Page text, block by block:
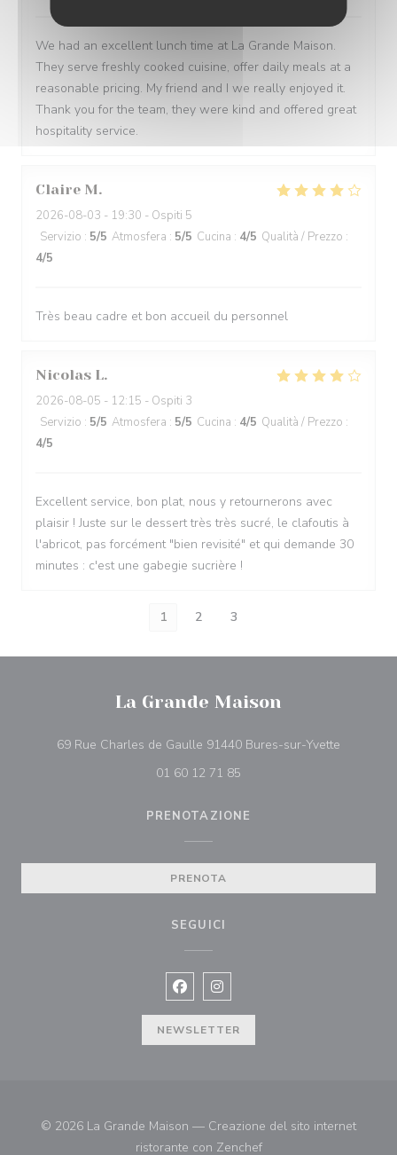
We had an excellent lunch time at La Grande Maison.
They serve freshly cooked cuisine, offer daily meals at a
reasonable pricing. My friend and I we really enjoyed it.
Thank you for the team, they were kind and offered great
hospitality service.
Claire M
2026-08-03 - 19:30 - Ospiti 5
Servizio : 5/5 Atmosfera : 5/5 Cucina : 4/5 Qualità / Prezzo :
4/5
Très beau cadre et bon accueil du personnel
Nicolas L
2026-08-05 - 12:15 - Ospiti 3
Servizio : 5/5 Atmosfera : 5/5 Cucina : 4/5 Qualità / Prezzo :
4/5
Excellent service, bon plat, nous y retournerons avec
plaisir ! Juste sur le dessert très très sucré, le clafoutis à
l'abricot, pas forcément "bien revisité" et qui demande 30
minutes : c'est une gabegie sucrière !
1 2 3
La Grande Maison
69 Rue Charles de Gaulle 91440 Bures-sur-Yvette
01 60 12 71 85
PRENOTAZIONE
PRENOTA
SEGUICI
Facebook ((apre una nuova
Instagram ((apre una nuova
NEWSLETTER
© 2026 La Grande Maison — Creazione del sito internet
ristorante con Zenchef((apre una nuova